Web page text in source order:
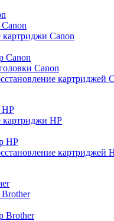
Canon
Canon
Canon
картриджей
HP
HP
картриджей
Brother